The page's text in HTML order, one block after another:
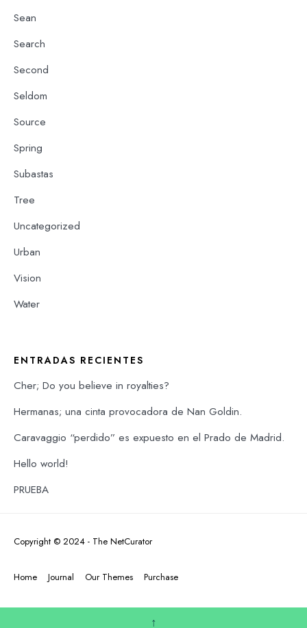
Sean
Search
Second
Seldom
Source
Spring
Subastas
Tree
Uncategorized
Urban
Vision
Water
ENTRADAS RECIENTES
Cher; Do you believe in royalties?
Hermanas; una cinta provocadora de Nan Goldin.
Caravaggio “perdido” es expuesto en el Prado de Madrid.
Hello world!
PRUEBA
Copyright © 2024 - The NetCurator
Home Journal Our Themes Purchase
↑